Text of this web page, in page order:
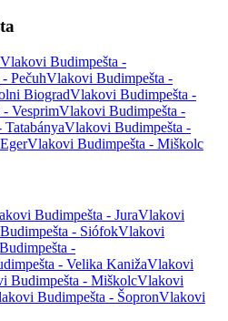
Vlakovi Budimpešta -
PečuhVlakovi Budimpešta -
BiogradVlakovi Budimpešta -
VesprimVlakovi Budimpešta -
Vlakovi Budimpešta -
Vlakovi Budimpešta - Miškolc
Budimpešta - JuraVlakovi
- SiófokVlakovi
-
- Velika KanižaVlakovi
Budimpešta - MiškolcVlakovi
Budimpešta - ŠopronVlakovi